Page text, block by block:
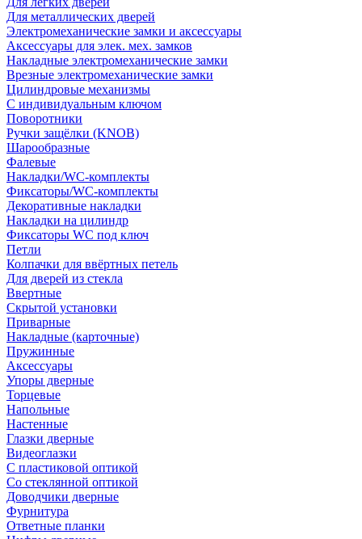
Для металлических дверей
Электромеханические замки и аксессуары
Аксессуары для элек. мех. замков
Накладные электромеханические замки
Врезные электромеханические замки
Цилиндровые механизмы
С индивидуальным ключом
Поворотники
Ручки защёлки (KNOB)
Шарообразные
Фалевые
Накладки/WC-комплекты
Фиксаторы/WC-комплекты
Декоративные накладки
Накладки на цилиндр
Фиксаторы WC под ключ
Петли
Колпачки для ввёртных петель
Для дверей из стекла
Ввертные
Скрытой установки
Приварные
Накладные (карточные)
Пружинные
Аксессуары
Упоры дверные
Торцевые
Напольные
Настенные
Глазки дверные
Видеоглазки
С пластиковой оптикой
Со стеклянной оптикой
Доводчики дверные
Фурнитура
Ответные планки